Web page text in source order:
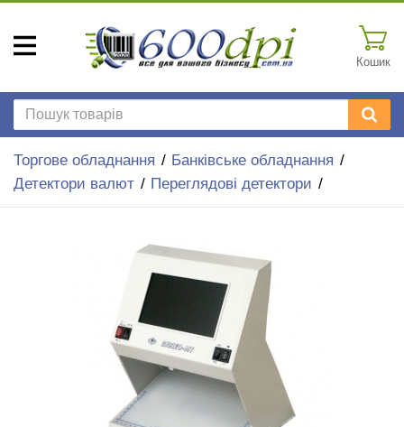
Кошик
Торгове обладнання
Банківське обладнання
Детектори валют
Переглядові детектори